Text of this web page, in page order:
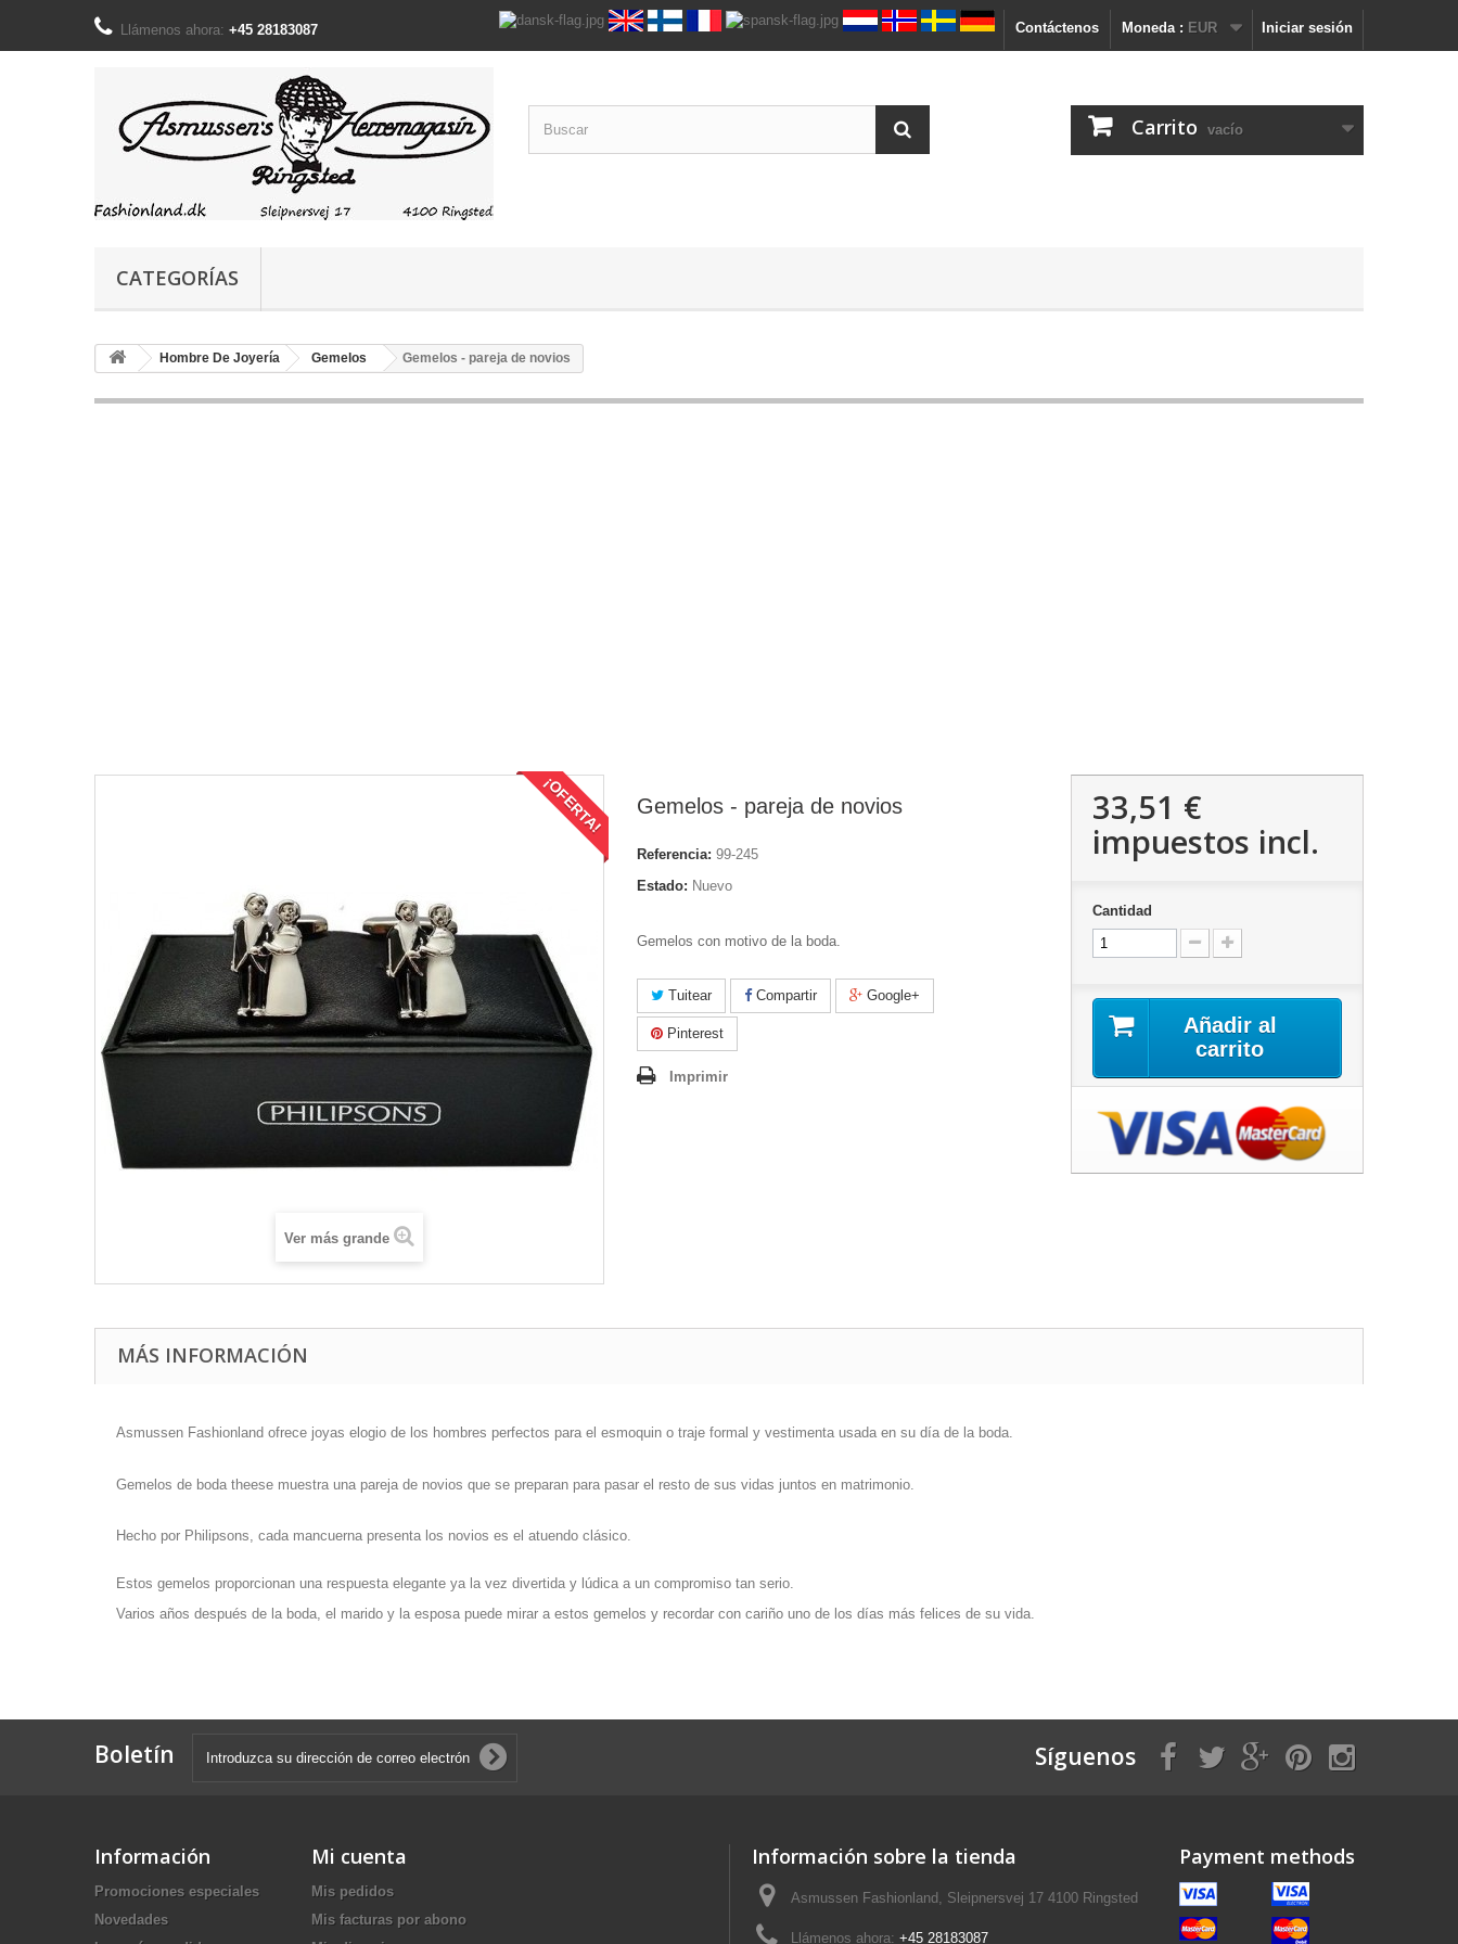
Iniciar sesión
Moneda : EUR
Contáctenos
Llámenos ahora: +45 28183087
Carrito vacío
CATEGORÍAS
Hombre De Joyería Gemelos Gemelos - pareja de novios
¡OFERTA!
Ver más grande
Gemelos - pareja de novios
Referencia: 99-245
Estado: Nuevo
Gemelos con motivo de la boda.
Tuitear Compartir Google+
Pinterest
Imprimir
33,51 €
impuestos incl.
Cantidad
Añadir al
carrito
MÁS INFORMACIÓN
Asmussen Fashionland ofrece joyas elogio de los hombres perfectos para el esmoquin o traje formal y vestimenta usada en su día de la boda.
Gemelos de boda theese muestra una pareja de novios que se preparan para pasar el resto de sus vidas juntos en matrimonio.
Hecho por Philipsons, cada mancuerna presenta los novios es el atuendo clásico.
Estos gemelos proporcionan una respuesta elegante ya la vez divertida y lúdica a un compromiso tan serio.
Varios años después de la boda, el marido y la esposa puede mirar a estos gemelos y recordar con cariño uno de los días más felices de su vida.
Boletín Síguenos
Información
Promociones especiales
Novedades
Mi cuenta
Mis pedidos
Mis facturas por abono
Información sobre la tienda
Asmussen Fashionland, Sleipnersvej 17 4100 Ringsted
Llámenos ahora: +45 28183087
Payment methods